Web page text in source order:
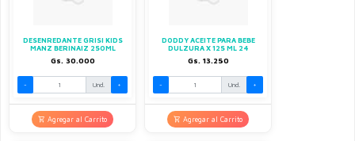
DESENREDANTE GRISI KIDS
MANZ BERINAIZ 250ML
Gs. 30.000
- Und. +
Agregar al Carrito
DODDY ACEITE PARA BEBE
DULZURA X 125 ML 24
Gs. 13.250
- Und. +
Agregar al Carrito